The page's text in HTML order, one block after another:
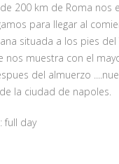
200 km de Roma
para llegar al
situada a los pies
nos muestra con el
del almuerzo
la ciudad de napoles.
: full day